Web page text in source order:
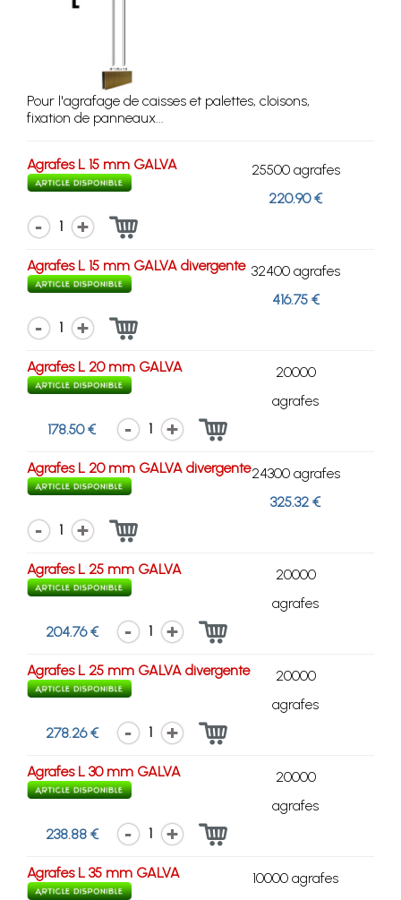
Pour l'agrafage de caisses et palettes, cloisons,
fixation de panneaux...
Agrafes L 15 mm GALVA
25500 agrafes
220.90 €
1
Agrafes L 15 mm GALVA divergente 32400 agrafes
416.75 €
1
Agrafes L 20 mm GALVA
20000
agrafes
178.50 €
1
Agrafes L 20 mm GALVA divergente24300 agrafes
325.32 €
1
Agrafes L 25 mm GALVA
20000
agrafes
204.76 €
1
Agrafes L 25 mm GALVA divergente
20000
agrafes
278.26 €
1
Agrafes L 30 mm GALVA
20000
agrafes
238.88 €
1
Agrafes L 35 mm GALVA
10000 agrafes